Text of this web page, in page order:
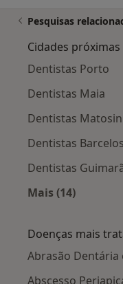
Pesquisas
Cidades próximas
Dentistas Porto
Dentistas Maia
Dentistas
Dentistas Barcelos
Dentistas
Mais (14)
Doenças mais
Abrasão Dentária
Abscesso